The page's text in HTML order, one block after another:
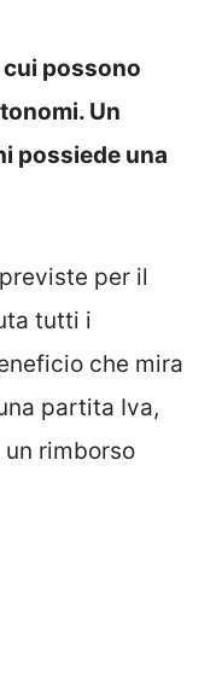
cui possono
Un
possiede una
per il
tutti i
che mira
partita Iva,
rimborso